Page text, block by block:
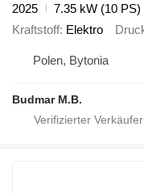
2025
7.35 kW (10 PS)
Kraftstoff Elektro
Polen, Bytonia
Budmar M.B.